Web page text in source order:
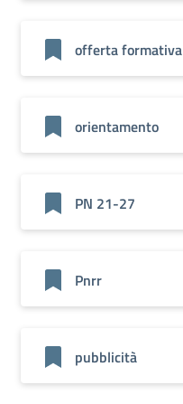
offerta formativa
orientamento
PN 21-27
Pnrr
pubblicità